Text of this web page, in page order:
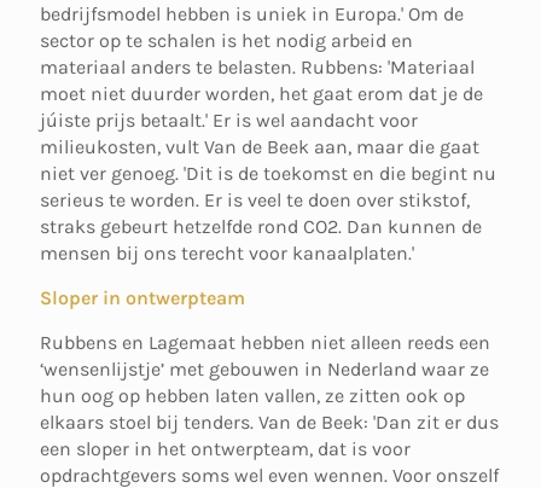
bedrijfsmodel hebben is uniek in Europa.' Om de
sector op te schalen is het nodig arbeid en
materiaal anders te belasten. Rubbens: 'Materiaal
moet niet duurder worden, het gaat erom dat je de
júiste prijs betaalt.' Er is wel aandacht voor
milieukosten, vult Van de Beek aan, maar die gaat
niet ver genoeg. 'Dit is de toekomst en die begint nu
serieus te worden. Er is veel te doen over stikstof,
straks gebeurt hetzelfde rond CO2. Dan kunnen de
mensen bij ons terecht voor kanaalplaten.'
Sloper in ontwerpteam
Rubbens en Lagemaat hebben niet alleen reeds een
‘wensenlijstje’ met gebouwen in Nederland waar ze
hun oog op hebben laten vallen, ze zitten ook op
elkaars stoel bij tenders. Van de Beek: 'Dan zit er dus
een sloper in het ontwerpteam, dat is voor
opdrachtgevers soms wel even wennen. Voor onszelf